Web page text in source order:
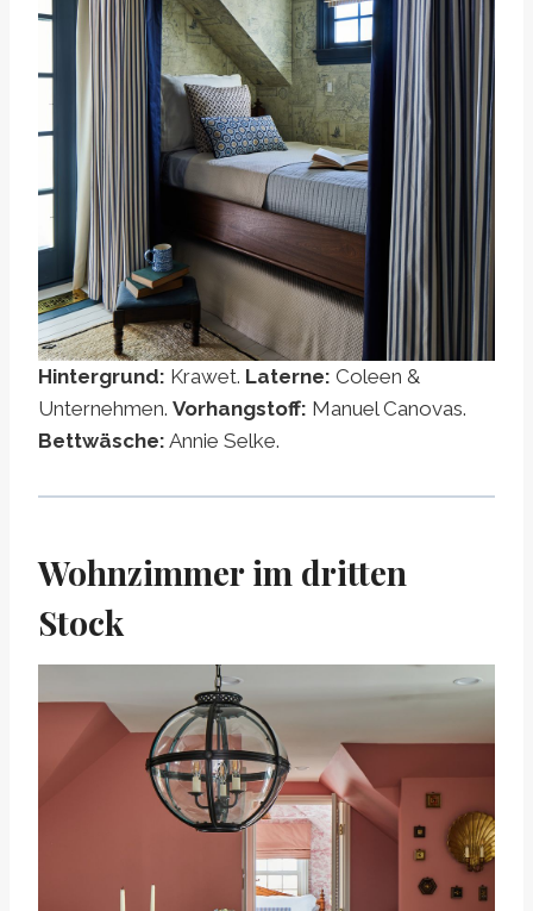
Hintergrund: Krawet. Laterne: Coleen &
Unternehmen. Vorhangstoff: Manuel Canovas.
Bettwäsche: Annie Selke.
Wohnzimmer im dritten
Stock